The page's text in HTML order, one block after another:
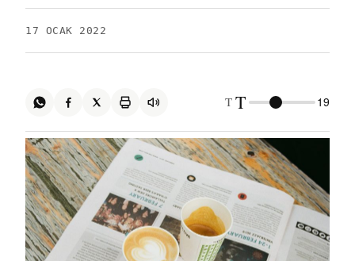
17 OCAK 2022
T T 19